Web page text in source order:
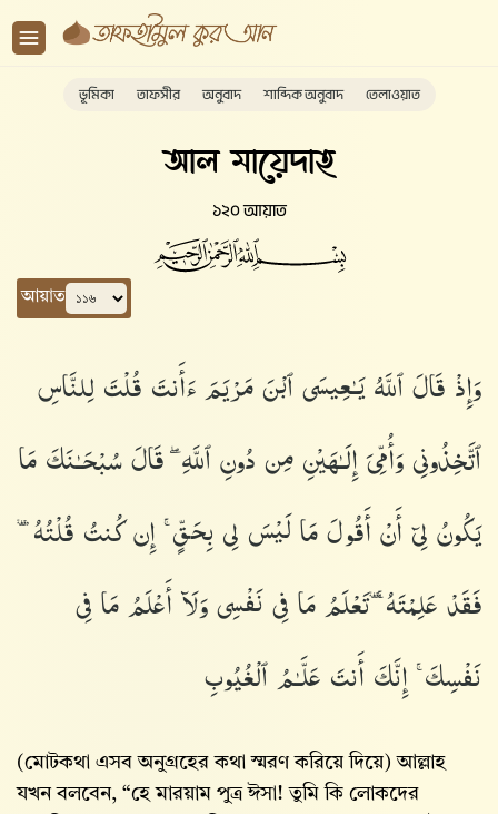
ভূমিকা তাফসীর অনুবাদ শাব্দিক অনুবাদ তেলাওয়াত
আল মায়েদাহ
১২০ আয়াত
আয়াত
وَإِذْ قَالَ ٱللَّهُ يَـٰعِيسَى ٱبْنَ مَرْيَمَ ءَأَنتَ قُلْتَ لِلنَّاسِ
ٱتَّخِذُونِى وَأُمِّىَ إِلَـٰهَيْنِ مِن دُونِ ٱللَّهِ ۖ قَالَ سُبْحَـٰنَكَ مَا
يَكُونُ لِىٓ أَنْ أَقُولَ مَا لَيْسَ لِى بِحَقٍّ ۚ إِن كُنتُ قُلْتُهُۥ
فَقَدْ عَلِمْتَهُۥ ۚ تَعْلَمُ مَا فِى نَفْسِى وَلَآ أَعْلَمُ مَا فِى
نَفْسِكَ ۚ إِنَّكَ أَنتَ عَلَّـٰمُ ٱلْغُيُوبِ
(মোটকথা এসব অনুগ্রহের কথা স্মরণ করিয়ে দিয়ে) আল্লাহ
যখন বলবেন, “হে মারয়াম পুত্র ঈসা! তুমি কি লোকদের